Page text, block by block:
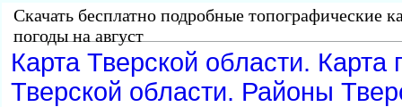
Скачать бесплатно подробные топографические
погоды на август
Карта Тверской области. Карта
Тверской области. Районы